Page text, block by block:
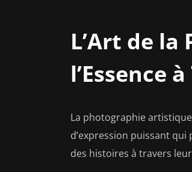
L’Art de
l’Essence
La photographie artistique
d’expression puissant
des histoires à travers